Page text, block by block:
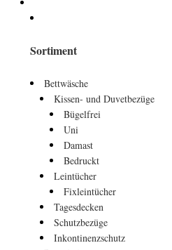
Sortiment
Bettwäsche
Kissen- und Duvetbezüge
Bügelfrei
Uni
Damast
Bedruckt
Leintücher
Fixleintücher
Tagesdecken
Schutzbezüge
Inkontinenzschutz